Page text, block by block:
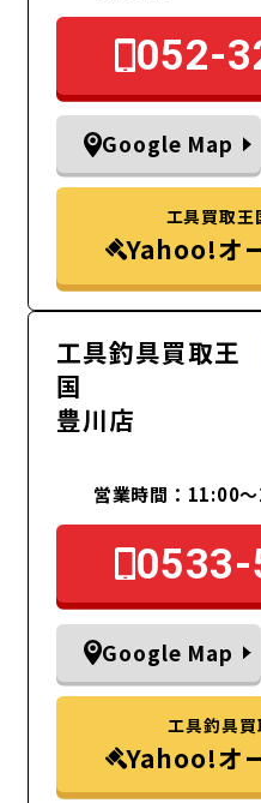
052-
Google Map
工具買取
Yahoo!オ
工具釣具買取王
国
豊川店
営業時間：11:00
Google Map
工具釣具
Yahoo!オ